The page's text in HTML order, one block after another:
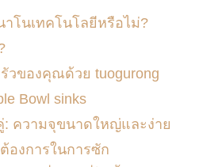
าโนเทคโนโลยีหรือไม่?
วของคุณด้วย tuogurong
Bowl sinks
: ความจุขนาดใหญ่และง่าย
องการในการซัก